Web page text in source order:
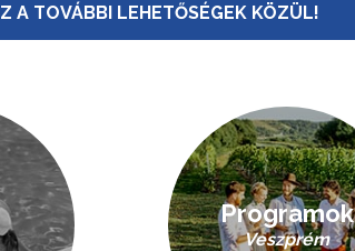
A TOVÁBBI LEHETŐSÉGEK KÖZÜL!
Programok
Veszprém